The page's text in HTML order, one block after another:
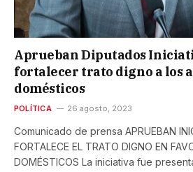
Aprueban Diputados
fortalecer trato digno a los
domésticos
POLÍTICA 26 agosto, 2023
Comunicado de prensa APRUEBAN
FORTALECE EL TRATO DIGNO EN
DOMÉSTICOS La iniciativa fue